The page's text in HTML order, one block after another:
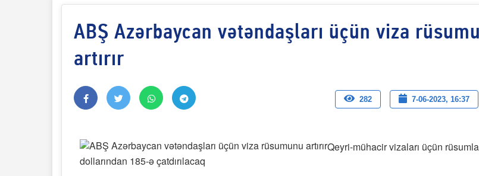
Yaxın Şərqdəki
müharibənin qısa Olduğu kimi görünən
Paytaxta giriş vizası —
"Xoş gəldin, cibində
hazır olmalıyıq-
ZƏLİMXAN
ABŞ Azərbaycan vətəndaşları üçün viza
artırır
282 7-06-2023, 16:37
Qeyri-mühacir vizaları üçün
dollarından 185-ə çatdırılacaq